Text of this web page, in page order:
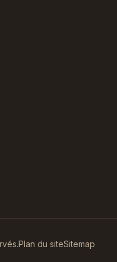
Plan du siteSitemap